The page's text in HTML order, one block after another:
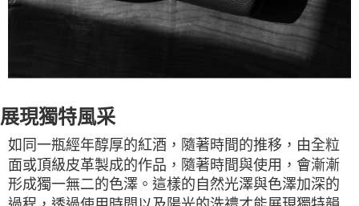
展現獨特風采
如同一瓶經年醇厚的紅酒，隨著時間的推移，由全粒
面或頂級皮革製成的作品，隨著時間與使用，會漸漸
形成獨一無二的色澤。這樣的自然光澤與色澤加深的